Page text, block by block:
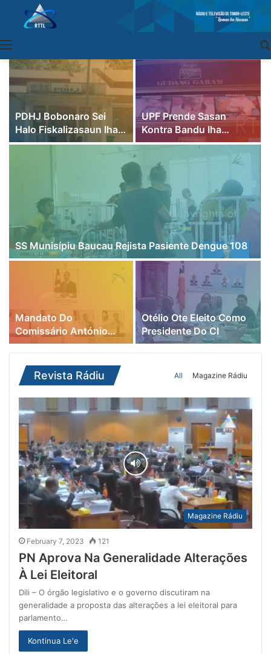
SS Munisípiu Baucau Rejista Pasiente Dengue 108
PDHJ Bobonaro Sei
Halo Fiskalizasaun Iha
Elisaun Parlamentar
UPF Prende Sasan
Kontra Bandu Iha
Fronteira
Mandato Do
Comissário António
Freitas Concluído Em
Otélio Ote Eleito Como
Presidente Do CI
Revista Rádiu All Magazine Rádiu
Magazine Rádiu
February 7, 2023 121
PN Aprova Na Generalidade Alterações
À Lei Eleitoral
Dili – O órgão legislativo e o governo discutiram na
generalidade a proposta das alterações a lei eleitoral para
parlamento…
Kontinua Le'e